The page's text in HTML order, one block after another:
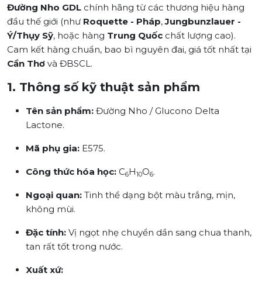
Đường Nho GDL chính hãng từ các thương hiệu hàng
đầu thế giới (như Roquette - Pháp,Jungbunzlauer -
Ý/Thụy Sỹ, hoặc hàng Trung Quốc chất lượng cao).
Cam kết hàng chuẩn, bao bì nguyên đai, giá tốt nhất tại
Cần Thơ và ĐBSCL.
1. Thông số kỹ thuật sản phẩm
Tên sản phẩm: Đường Nho / Glucono Delta
Lactone.
Mã phụ gia: E575.
Công thức hóa học: C6H10O6.
Ngoại quan: Tinh thể dạng bột màu trắng, mịn,
không mùi.
Đặc tính: Vị ngọt nhẹ chuyển dần sang chua thanh,
tan rất tốt trong nước.
Xuất xứ: